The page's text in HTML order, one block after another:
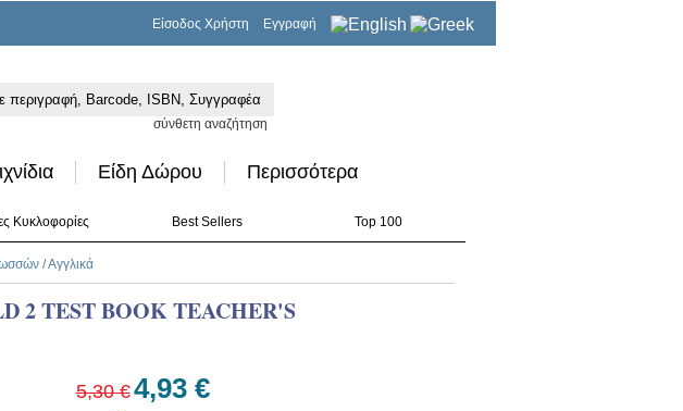
Είσοδος Χρήστη Εγγραφή
σύνθετη αναζήτηση
Είδη Δώρου Περισσότερα
Κυκλοφορίες Best Sellers Top 100
/Αγγλικά
2 TEST BOOK TEACHER'S
5,30 €4,93 €